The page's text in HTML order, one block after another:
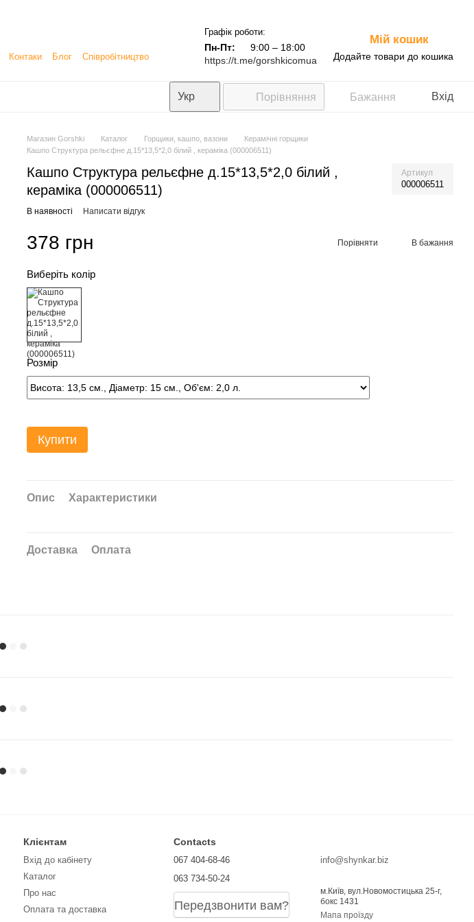
Контаки Блог
Співробітництво
Графік роботи:
Пн-Пт:
9:00 – 18:00
https://t.me/gorshkicomua
Мій кошик
Додайте товари до кошика
Укр Порівняння Бажання Вхід
Магазин Gorshki Каталог Горщики, кашпо, вазони
Керамічні горщики
Кашпо Структура рельєфне д.15*13,5*2,0 білий , кераміка (000006511)
Кашпо Структура рельєфне д.15*13,5*2,0 білий ,
кераміка (000006511)
Артикул
000006511
В наявності Написати відгук
378 грн Порівняти В бажання
Виберіть колір
Розмір
Купити
Опис Характеристики
Доставка Оплата
Клієнтам
Вхід до кабінету
Каталог
Про нас
Оплата та доставка
Contacts
067 404-68-46
063 734-50-24
Передзвонити вам?
info@shynkar.biz
м.Київ, вул.Новомостицька 25-г,
бокс 1431
Мапа проїзду